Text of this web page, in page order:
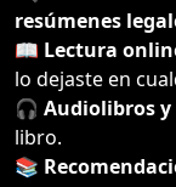
resúmenes
📖 Lectura
lo dejaste en
🎧 Audiolibros y
libro.
📚